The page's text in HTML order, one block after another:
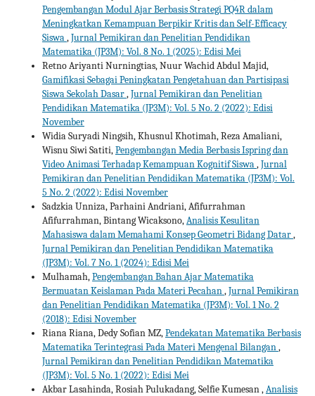
Pengembangan Modul Ajar Berbasis Strategi PQ4R dalam
Meningkatkan Kemampuan Berpikir Kritis dan Self-Efficacy
Siswa,Jurnal Pemikiran dan Penelitian Pendidikan
Matematika (JP3M): Vol. 8 No. 1 (2025): Edisi Mei
Retno Ariyanti Nurningtias, Nuur Wachid Abdul Majid,
Gamifikasi Sebagai Peningkatan Pengetahuan dan Partisipasi
Siswa Sekolah Dasar,Jurnal Pemikiran dan Penelitian
Pendidikan Matematika (JP3M): Vol. 5 No. 2 (2022): Edisi
November
Widia Suryadi Ningsih, Khusnul Khotimah, Reza Amaliani,
Wisnu Siwi Satiti,Pengembangan Media Berbasis Ispring dan
Video Animasi Terhadap Kemampuan Kognitif Siswa,Jurnal
Pemikiran dan Penelitian Pendidikan Matematika (JP3M): Vol.
5 No. 2 (2022): Edisi November
Sadzkia Unniza, Parhaini Andriani, Afifurrahman
Afifurrahman, Bintang Wicaksono,Analisis Kesulitan
Mahasiswa dalam Memahami Konsep Geometri Bidang Datar,
Jurnal Pemikiran dan Penelitian Pendidikan Matematika
(JP3M): Vol. 7 No. 1 (2024): Edisi Mei
Mulhamah,Pengembangan Bahan Ajar Matematika
Bermuatan Keislaman Pada Materi Pecahan,Jurnal Pemikiran
dan Penelitian Pendidikan Matematika (JP3M): Vol. 1 No. 2
(2018): Edisi November
Riana Riana, Dedy Sofian MZ,Pendekatan Matematika Berbasis
Matematika Terintegrasi Pada Materi Mengenal Bilangan,
Jurnal Pemikiran dan Penelitian Pendidikan Matematika
(JP3M): Vol. 5 No. 1 (2022): Edisi Mei
Akbar Lasahinda, Rosiah Pulukadang, Selfie Kumesan ,Analisis